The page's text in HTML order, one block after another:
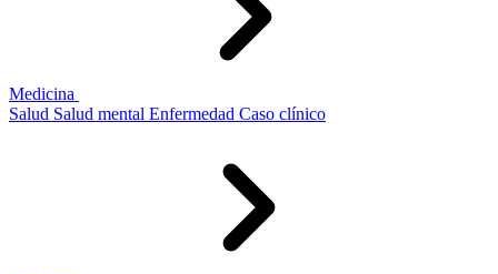
Medicina
Salud Salud mental Enfermedad Caso clínico